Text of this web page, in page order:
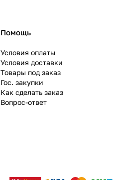
Помощь
Условия оплаты
Условия доставки
Товары под заказ
Гос. закупки
Как сделать заказ
Вопрос-ответ